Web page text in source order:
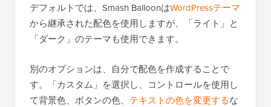
デフォルトでは、Smash BalloonはWordPressテーマ
から継承された配色を使用しますが、「ライト」と
「ダーク」のテーマも使用できます。
別のオプションは、自分で配色を作成することで
す。「カスタム」を選択し、コントロールを使用し
て背景色、ボタンの色、 テキストの色を変更するな